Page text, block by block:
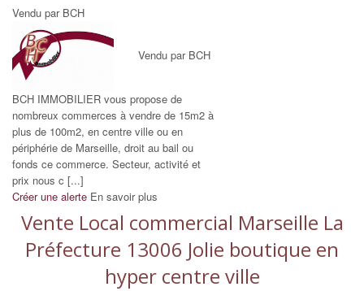
Vendu par BCH
Vendu par BCH
BCH IMMOBILIER vous propose de
nombreux commerces à vendre de 15m2 à
plus de 100m2, en centre ville ou en
périphérie de Marseille, droit au bail ou
fonds ce commerce. Secteur, activité et
prix nous c [...]
Créer une alerte En savoir plus
Vente Local commercial Marseille La
Préfecture 13006 Jolie boutique en
hyper centre ville